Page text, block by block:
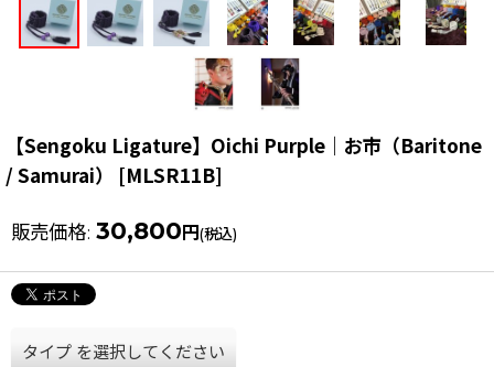
【Sengoku Ligature】Oichi Purple｜お市（Baritone
/ Samurai）
[MLSR11B]
販売価格: 30,800円(税込)
タイプ を選択してください